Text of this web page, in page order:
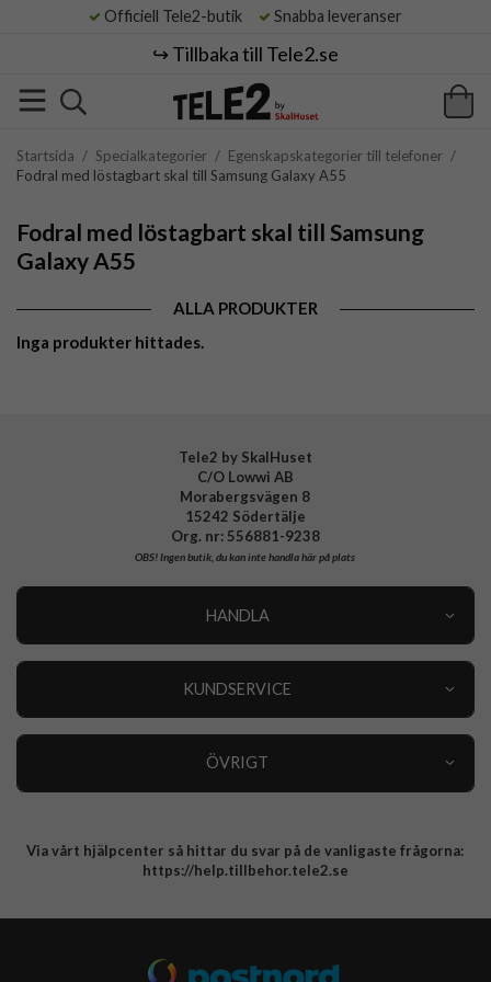
Officiell Tele2-butik Snabba leveranser
↪️ Tillbaka till Tele2.se
Startsida / Specialkategorier / Egenskapskategorier till telefoner /
Fodral med löstagbart skal till Samsung Galaxy A55
Fodral med löstagbart skal till Samsung
Galaxy A55
ALLA PRODUKTER
Inga produkter hittades.
Tele2 by SkalHuset
C/O Lowwi AB
Morabergsvägen 8
15242 Södertälje
Org. nr: 556881-9238
OBS!Ingen butik, du kan inte handla här på plats
HANDLA
KUNDSERVICE
ÖVRIGT
Integritetspolicy
Via vårt hjälpcenter så hittar du svar på de vanligaste frågorna:
https://help.tillbehor.tele2.se